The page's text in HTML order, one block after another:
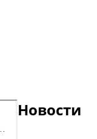
Новости